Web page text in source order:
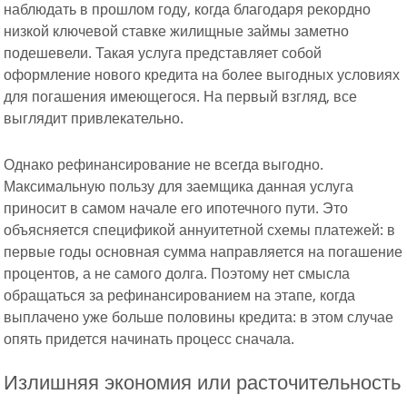
наблюдать в прошлом году, когда благодаря рекордно
низкой ключевой ставке жилищные займы заметно
подешевели. Такая услуга представляет собой
оформление нового кредита на более выгодных условиях
для погашения имеющегося. На первый взгляд, все
выглядит привлекательно.
Однако рефинансирование не всегда выгодно.
Максимальную пользу для заемщика данная услуга
приносит в самом начале его ипотечного пути. Это
объясняется спецификой аннуитетной схемы платежей: в
первые годы основная сумма направляется на погашение
процентов, а не самого долга. Поэтому нет смысла
обращаться за рефинансированием на этапе, когда
выплачено уже больше половины кредита: в этом случае
опять придется начинать процесс сначала.
Излишняя экономия или расточительность